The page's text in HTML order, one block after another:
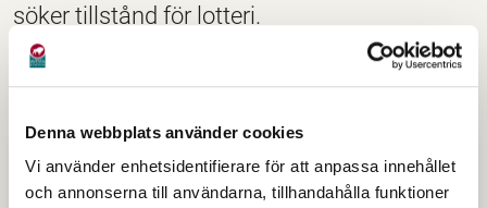
Denna webbplats använder cookies
Vi använder enhetsidentifierare för att anpassa innehållet
och annonserna till användarna, tillhandahålla funktioner
söker tillstånd för lotteri.
För mer info se : spelinspektionen
Lotteritillstånd